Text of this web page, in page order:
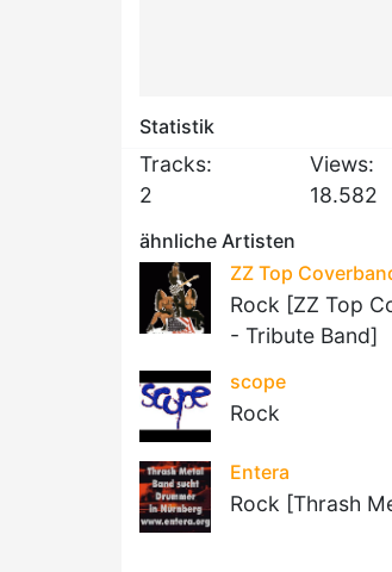
Statistik
Tracks:
2
Views:
18.582
ähnliche Artisten
ZZ Top
Rock [ZZ Top
- Tribute Band]
scope
Rock
Entera
Rock [Thrash